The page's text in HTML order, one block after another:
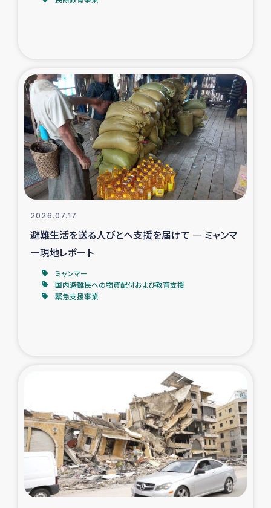
コーヒー生産者支援
アイナロ県マウベシ郡でのコーヒー畑改善事業
ベイルート大規模爆発被災者支援
女性の生計向上支援
アグロフォレストリー（カカオ）事業
2026.07.17
避難生活を送る人びとへ支援を届けて ― ミャンマ
ー現地レポート
ミャンマー
国内避難民への物資配付および教育支援
緊急支援事業